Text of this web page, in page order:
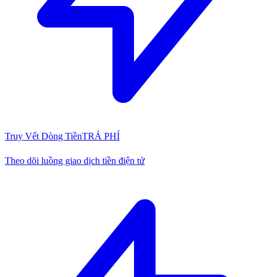
Truy Vết Dòng TiềnTRẢ PHÍ
Theo dõi luồng giao dịch tiền điện tử